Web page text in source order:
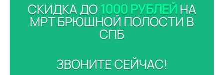
СКИДКА ДО1000 РУБЛЕЙНА
МРТ БРЮШНОЙ ПОЛОСТИ В
СПБ
ЗВОНИТЕ СЕЙЧАС!